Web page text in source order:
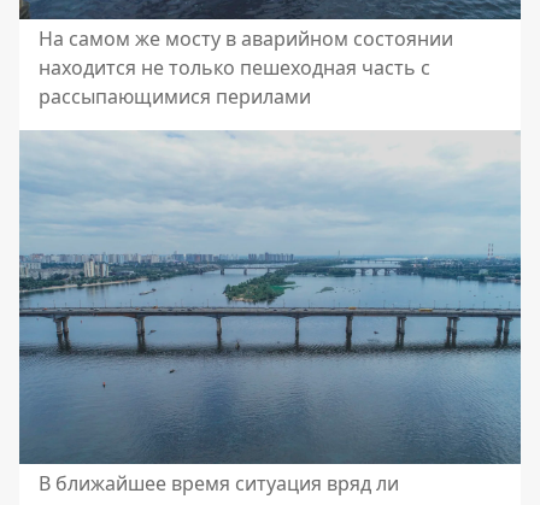
На самом же мосту в аварийном состоянии
находится не только пешеходная часть с
рассыпающимися перилами
В ближайшее время ситуация вряд ли